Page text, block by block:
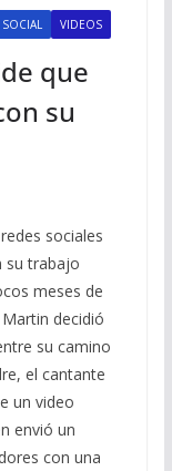
VIDEOS
que
su
sociales
su trabajo
meses de
decidió
su camino
el cantante
un video
envió un
con una